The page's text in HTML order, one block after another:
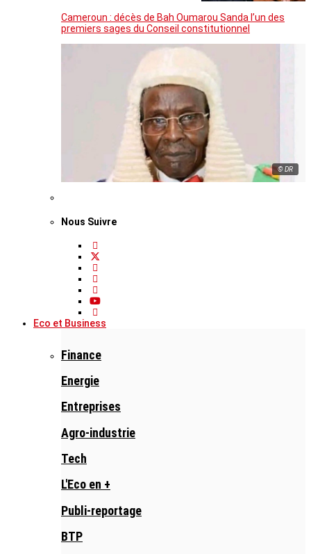
Cameroun : décès de Bah Oumarou Sanda l’un des
premiers sages du Conseil constitutionnel
© DR
Nous Suivre
Eco et Business
Finance
Energie
Entreprises
Agro-industrie
Tech
L'Eco en +
Publi-reportage
BTP